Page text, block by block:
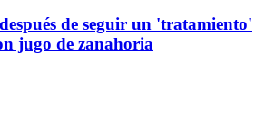
de seguir un 'tratamiento'
jugo de zanahoria